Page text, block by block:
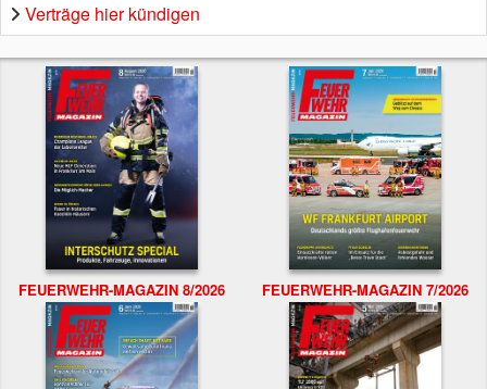
Verträge hier kündigen
FEUERWEHR-MAGAZIN 8/2026 FEUERWEHR-MAGAZIN 7/2026